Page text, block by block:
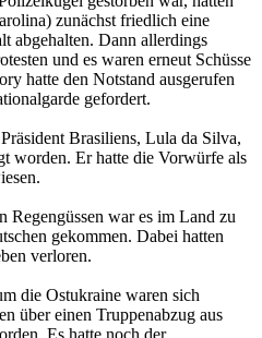
zunächst friedlich eine
abgehalten. Dann allerdings
und es waren erneut Schüsse
hatte den Notstand ausgerufen
gefordert.
Brasiliens, Lula da Silva,
worden. Er hatte die Vorwürfe als
Regengüssen war es im Land zu
gekommen. Dabei hatten
verloren.
die Ostukraine waren sich
über einen Truppenabzug aus
Es hatte noch der